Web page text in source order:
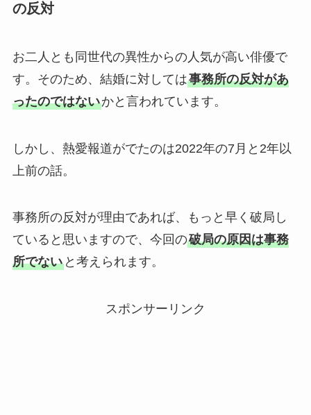
の反対
お二人とも同世代の異性からの人気が高い俳優で
す。そのため、結婚に対しては事務所の反対があ
ったのではないかと言われています。
しかし、熱愛報道がでたのは2022年の7月と2年以
上前の話。
事務所の反対が理由であれば、もっと早く破局し
ていると思いますので、今回の破局の原因は事務
所でないと考えられます。
スポンサーリンク